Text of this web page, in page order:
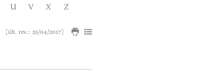
U V X Z
[últ. rev.: 25/04/2017]